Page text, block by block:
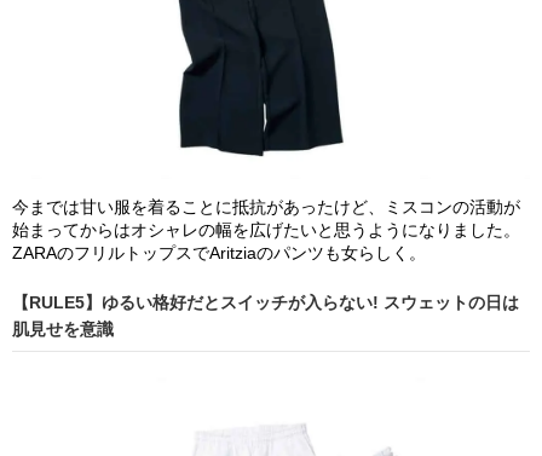
今までは甘い服を着ることに抵抗があったけど、ミスコンの活動が
始まってからはオシャレの幅を広げたいと思うようになりました。
ZARAのフリルトップスでAritziaのパンツも女らしく。
【RULE5】ゆるい格好だとスイッチが入らない! スウェットの日は
肌見せを意識